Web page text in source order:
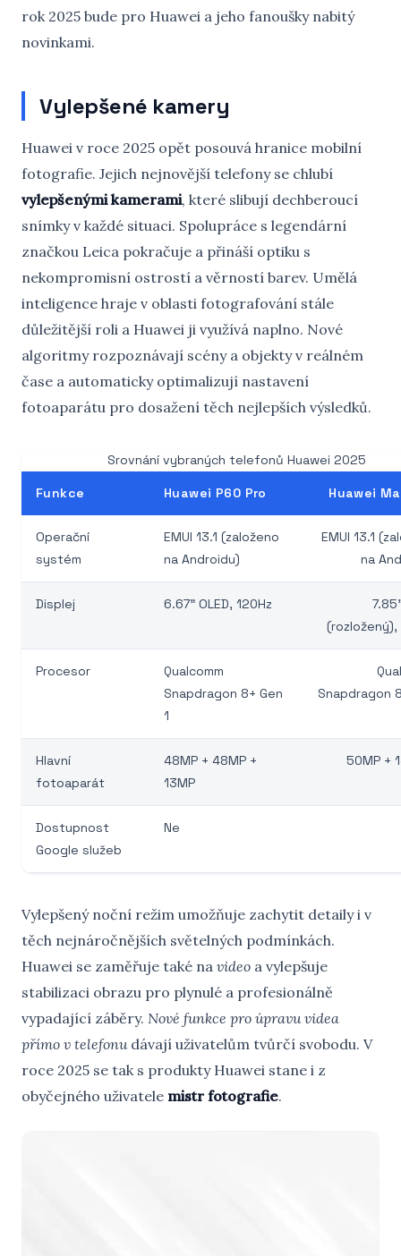
rok 2025 bude pro Huawei a jeho fanoušky nabitý
novinkami.
Vylepšené kamery
Huawei v roce 2025 opět posouvá hranice mobilní
fotografie. Jejich nejnovější telefony se chlubí
vylepšenými kamerami, které slibují dechberoucí
snímky v každé situaci. Spolupráce s legendární
značkou Leica pokračuje a přináší optiku s
nekompromisní ostrostí a věrností barev. Umělá
inteligence hraje v oblasti fotografování stále
důležitější roli a Huawei ji využívá naplno. Nové
algoritmy rozpoznávají scény a objekty v reálném
čase a automaticky optimalizují nastavení
fotoaparátu pro dosažení těch nejlepších výsledků.
Srovnání vybraných telefonů Huawei 2025
Funkce Huawei P60 Pro Huawei
Operační
systém
EMUI 13.1 (založeno
na Androidu)
EMUI 13.1
na
Displej 6.67" OLED, 120Hz
(rozložený),
Procesor
Qualcomm
Snapdragon 8+ Gen
1
Snapdragon
Hlavní
fotoaparát
48MP + 48MP +
13MP
50MP +
Dostupnost
Google služeb
Ne
Vylepšený noční režim umožňuje zachytit detaily i v
těch nejnáročnějších světelných podmínkách.
Huawei se zaměřuje také na video a vylepšuje
stabilizaci obrazu pro plynulé a profesionálně
vypadající záběry. Nové funkce pro úpravu videa
přímo v telefonudávají uživatelům tvůrčí svobodu. V
roce 2025 se tak s produkty Huawei stane i z
obyčejného uživatele mistr fotografie.